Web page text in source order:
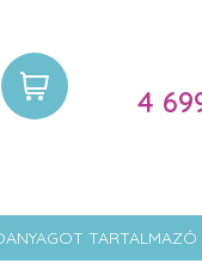
4
TARTALMAZÓ